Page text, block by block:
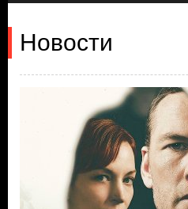
Новости